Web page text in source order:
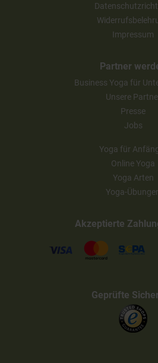
Impressum
Partner
Business Yoga für
Unsere
Presse
Jobs
Yoga für
Online Yoga
Yoga Arten
Yoga-
Akzeptierte
Geprüfte